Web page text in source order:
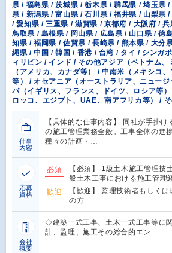
県 / 福島県 / 茨城県 / 栃木県 / 群馬県 / 埼玉県 /
県 / 新潟県 / 富山県 / 石川県 / 福井県 / 山梨県
/ 愛知県 / 三重県 / 滋賀県 / 京都府 / 大阪府 /
鳥取県 / 島根県 / 岡山県 / 広島県 / 山口県 / 徳
知県 / 福岡県 / 佐賀県 / 長崎県 / 熊本県 / 大分
縄県 / 中国 / 韓国 / 香港 / 台湾 / タイ / シンガ
ィリピン / インド / その他アジア（ベトナム
（アメリカ、カナダ等） / 中南米（メキシコ
等） / オセアニア（オーストラリア、ニュー
パ（イギリス、フランス、ドイツ、ロシア等
ロッコ、エジプト、UAE、南アフリカ等） /
仕事
内容
【具体的な仕事内容】 同社が手掛
の施工管理業務全般。工事全体の進
種々の計画・…
応募
資格
必須
【必須】 1級土木施工管理技
般土木工事における施工管理
歓迎
【歓迎】 監理技術者もしく
の方
会社
概要
◇建築一式工事、土木一式工事等に
計、監理、施工その総合的エン…